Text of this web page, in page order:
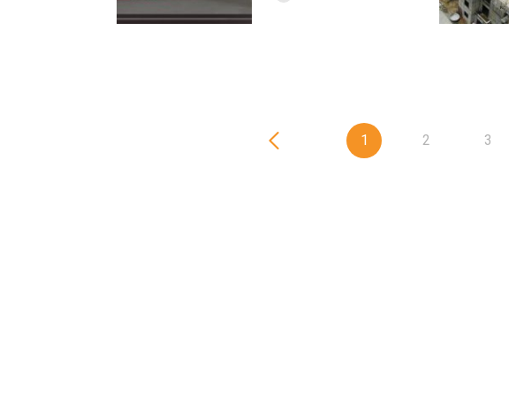
1 2 3